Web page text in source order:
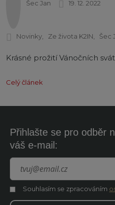
Šec Jan 19. 12. 2022
Novinky Ze života K2IN Šec
Krásné prožití Vánočních
Celý článek
Přihlašte se pro odběr
váš e-mail:
Souhlasím
se
Souhlasím se zpracováním